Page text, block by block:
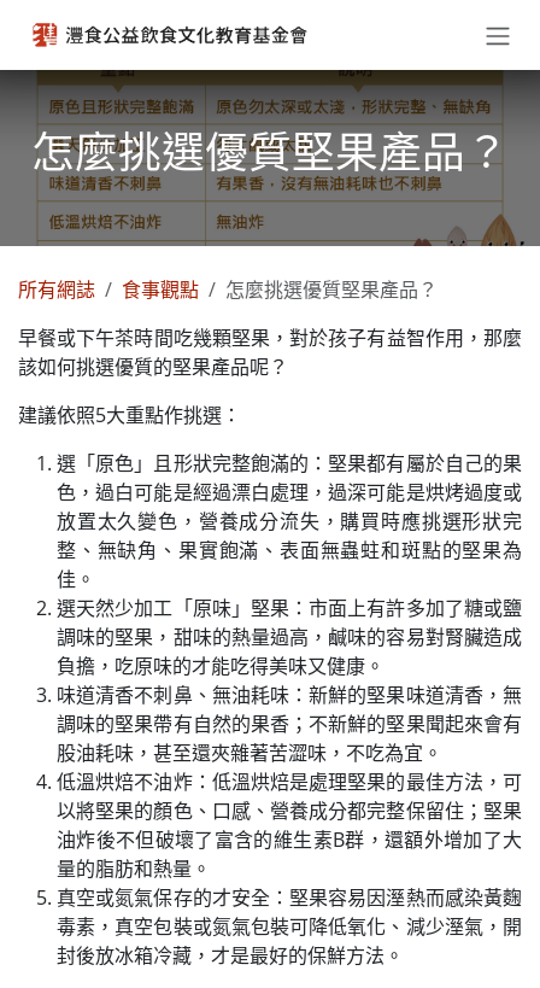
怎麼挑選優質堅果產品？
所有網誌 食事觀點
怎麼挑選優質堅果產品？
早餐或下午茶時間吃幾顆堅果，對於孩子有益智作用，那麼
該如何挑選優質的堅果產品呢？
建議依照5大重點作挑選：
選「原色」且形狀完整飽滿的：堅果都有屬於自己的果
色，過白可能是經過漂白處理，過深可能是烘烤過度或
放置太久變色，營養成分流失，購買時應挑選形狀完
整、無缺角、果實飽滿、表面無蟲蛀和斑點的堅果為
佳。
選天然少加工「原味」堅果：市面上有許多加了糖或鹽
調味的堅果，甜味的熱量過高，鹹味的容易對腎臟造成
負擔，吃原味的才能吃得美味又健康。
味道清香不刺鼻、無油耗味：新鮮的堅果味道清香，無
調味的堅果帶有自然的果香；不新鮮的堅果聞起來會有
股油耗味，甚至還夾雜著苦澀味，不吃為宜。
低溫烘焙不油炸：低溫烘焙是處理堅果的最佳方法，可
以將堅果的顏色、口感、營養成分都完整保留住；堅果
油炸後不但破壞了富含的維生素B群，還額外增加了大
量的脂肪和熱量。
真空或氮氣保存的才安全：堅果容易因溼熱而感染黃麴
毒素，真空包裝或氮氣包裝可降低氧化、減少溼氣，開
封後放冰箱冷藏，才是最好的保鮮方法。